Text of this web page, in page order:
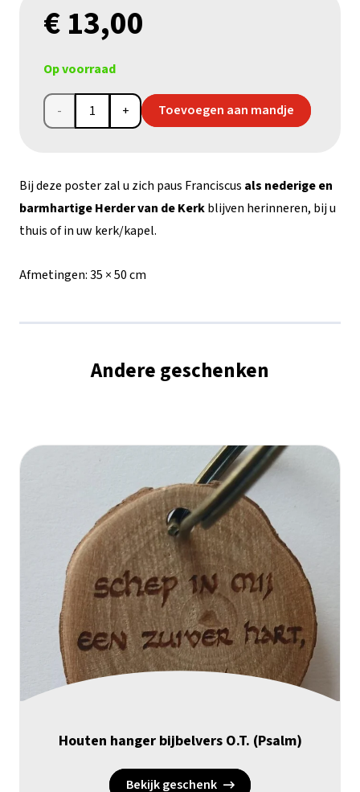
€13,00
Op voorraad
Poster
Franciscus
(medium)
aantal
Toevoegen aan mandje
Bij deze poster zal u zich paus Franciscus als nederige en
barmhartige Herder van de Kerkblijven herinneren, bij u
thuis of in uw kerk/kapel.
Afmetingen:35 × 50 cm
Andere geschenken
Houten hanger bijbelvers O.T. (Psalm)
Bekijk geschenk